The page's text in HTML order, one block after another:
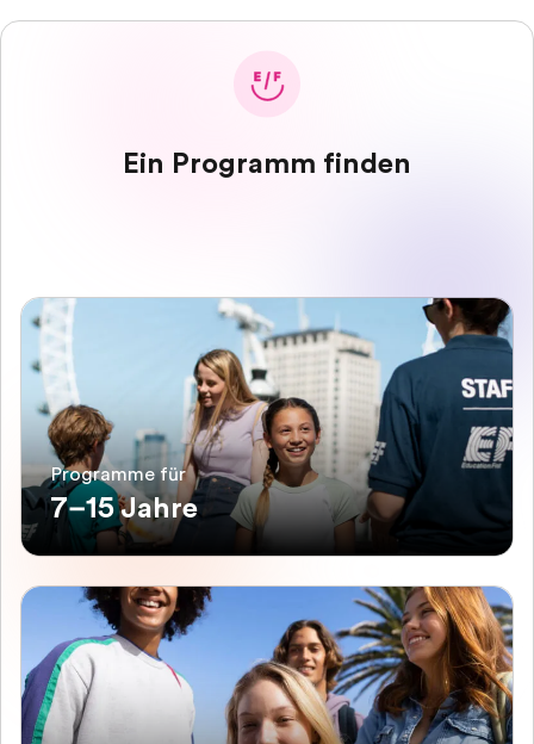
Ein Programm finden
Programme für
7–15 Jahre